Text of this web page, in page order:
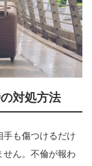
対処方法
手も傷つけるだけ
せん。不倫が報わ